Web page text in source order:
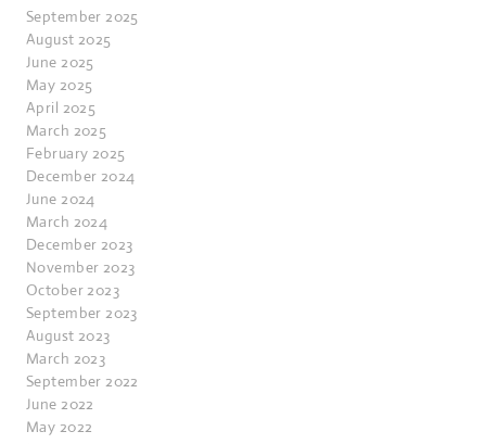
September 2025
August 2025
June 2025
May 2025
April 2025
March 2025
February 2025
December 2024
June 2024
March 2024
December 2023
November 2023
October 2023
September 2023
August 2023
March 2023
September 2022
June 2022
May 2022